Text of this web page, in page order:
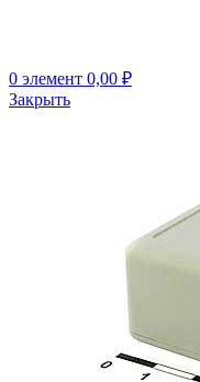
0 элемент 0,00 ₽
Закрыть